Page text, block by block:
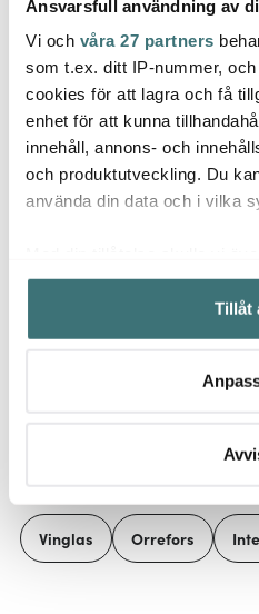
Ansvarsfull användning av
Vi och våra 27 partners
som t.ex. ditt IP-nummer,
cookies för att lagra och få
enhet för att kunna
innehåll, annons- och
och produktutveckling. Du
använda din data och i vilka
Samla in information om
kan ha en noggrannhet
Identifiera din enhet
Ta reda på mer om hur dina
Du kan ändra eller dra
Vi använder cookies för att
ska anpassas efter det som
Tillåt
Anders Petter
Steel Essentials
Potatissticka 15,5 cm
stål/svart
39 kr
I lager
Låt dig
Vinglas Orrefors